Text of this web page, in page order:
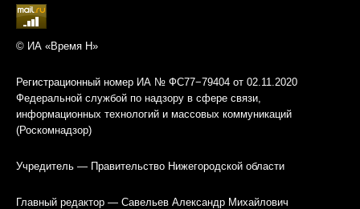
© ИА «Время Н»
Регистрационный номер ИА № ФС77−79404 от 02.11.2020
Федеральной службой по надзору в сфере связи,
информационных технологий и массовых коммуникаций
(Роскомнадзор)
Учредитель — Правительство Нижегородской области
Главный редактор — Савельев Александр Михайлович